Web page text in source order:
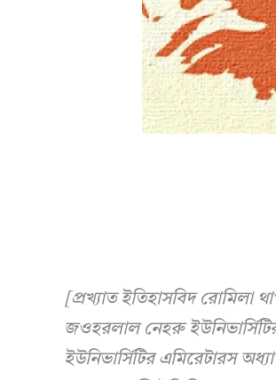
[প্রখ্যাত ইতিহাসবিদ রোমিলা
জওহরলাল নেহরু
ইউনিভার্সিটির এমিরেটারস